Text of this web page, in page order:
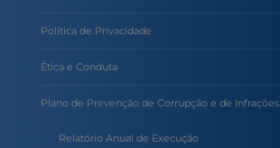
Política de Privacidade
Ética e Conduta
Plano de Prevenção de Corrupção e de Infrações
Relatório Anual de Execução